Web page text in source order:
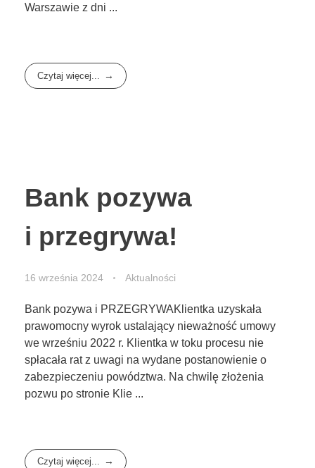
Warszawie z dni ...
Czytaj więcej...
Bank pozywa
i przegrywa!
16 września 2024 Aktualności
Bank pozywa i PRZEGRYWAKlientka uzyskała
prawomocny wyrok ustalający nieważność umowy
we wrześniu 2022 r. Klientka w toku procesu nie
spłacała rat z uwagi na wydane postanowienie o
zabezpieczeniu powództwa. Na chwilę złożenia
pozwu po stronie Klie ...
Czytaj więcej...